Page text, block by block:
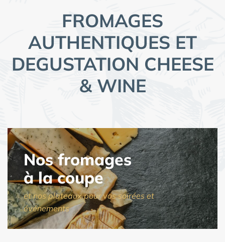
FROMAGES
AUTHENTIQUES ET
DEGUSTATION CHEESE
& WINE
Nos fromages
à la coupe
et nos plateaux pour vos soirées et
événements